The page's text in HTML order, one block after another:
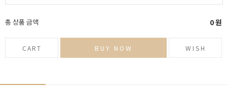
총 상품 금액 0원
CART BUY NOW WISH